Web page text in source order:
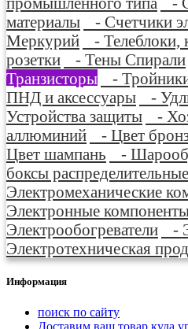
материалы
- Счетчики
Меркурий
- Телеблоки,
розетки
- Тены Спирали
Транзисторы
-
ПНД и аксессуары
-
Устройства защиты
-
аллюминий
- Цвет
Цвет шампань
-
боксы распределительные
Электромеханические
Электронные
Электрообогреватели
-
Электротехническая
Информация
поиск по сайту
Доставим ваш товар куда